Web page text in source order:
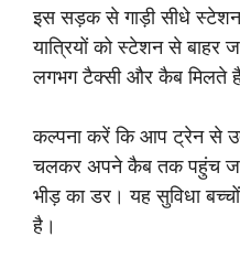
इस सड़क से गाड़ी सीधे स्टेशन
यात्रियों को स्टेशन से बाहर
लगभग टैक्सी और कैब मिलते
कल्पना करें कि आप ट्रेन से
चलकर अपने कैब तक पहुंच
भीड़ का डर। यह सुविधा
है।